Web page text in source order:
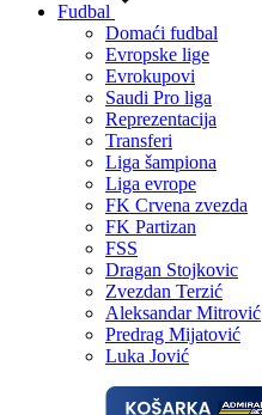
Fudbal
Domaći fudbal
Evropske lige
Evrokupovi
Saudi Pro liga
Reprezentacija
Transferi
Liga šampiona
Liga evrope
FK Crvena zvezda
FK Partizan
FSS
Dragan Stojkovic
Zvezdan Terzić
Aleksandar Mitrović
Predrag Mijatović
Luka Jović